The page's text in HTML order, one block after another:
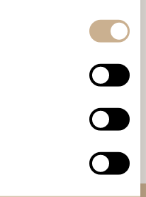
gratis kundemagasin